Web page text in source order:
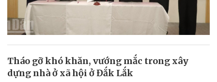
Tháo gỡ khó khăn, vướng mắc trong xây
dựng nhà ở xã hội ở Đắk Lắk